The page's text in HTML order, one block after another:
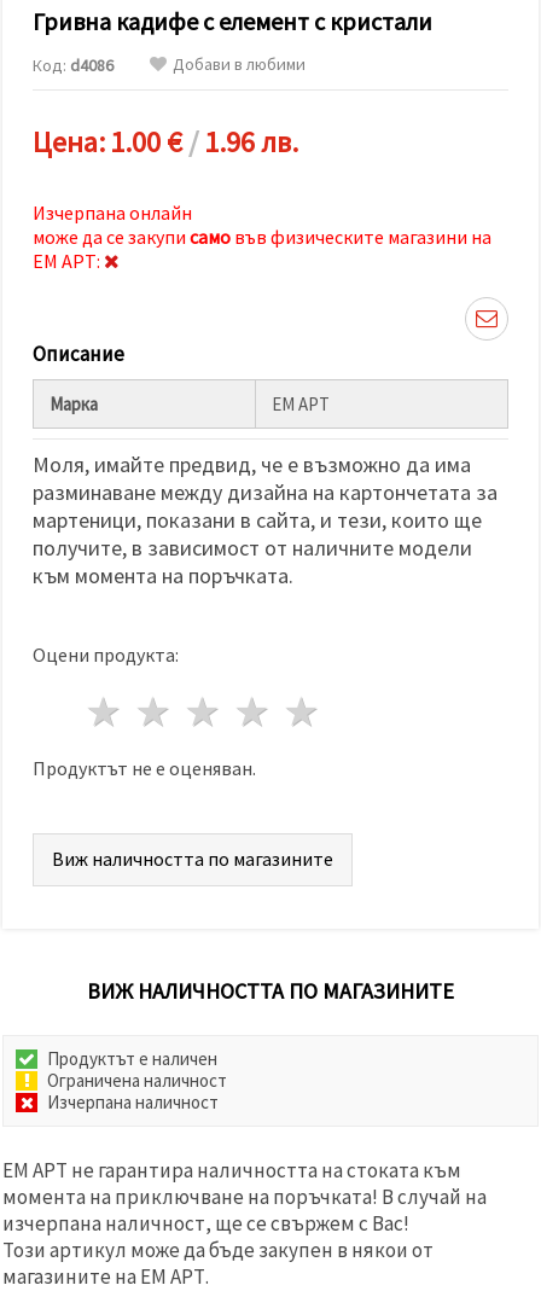
маркетинг.
Можеш да
използваме
всички
натиснеш
"Приеми
всички!"
или да
"Настройки",
дадения
вид
и кликнеш
бутона
"Запази"
Приеми
на
Гривна кадифе с елемент с кристали
Код: d4086 Добави в любими
Цена:1.00 €/1.96 лв.
Изчерпана онлайн
може да се закупи само във физическите магазини на
ЕМ АРТ:
Описание
Марка ЕМ АРТ
Моля, имайте предвид, че е възможно да има
разминаване между дизайна на картончетата за
мартеници, показани в сайта, и тези, които ще
получите, в зависимост от наличните модели
към момента на поръчката.
Оцени продукта:
4 звезди
3 звезди
2 звезди
1 звезда
Продуктът не е оценяван.
Виж наличността по магазините
ВИЖ НАЛИЧНОСТТА ПО МАГАЗИНИТЕ
Продуктът е наличен
Ограничена наличност
Изчерпана наличност
ЕМ АРТ не гарантира наличността на стоката към
момента на приключване на поръчката! В случай на
изчерпана наличност, ще се свържем с Вас!
Този артикул може да бъде закупен в някои от
магазините на ЕМ АРТ.